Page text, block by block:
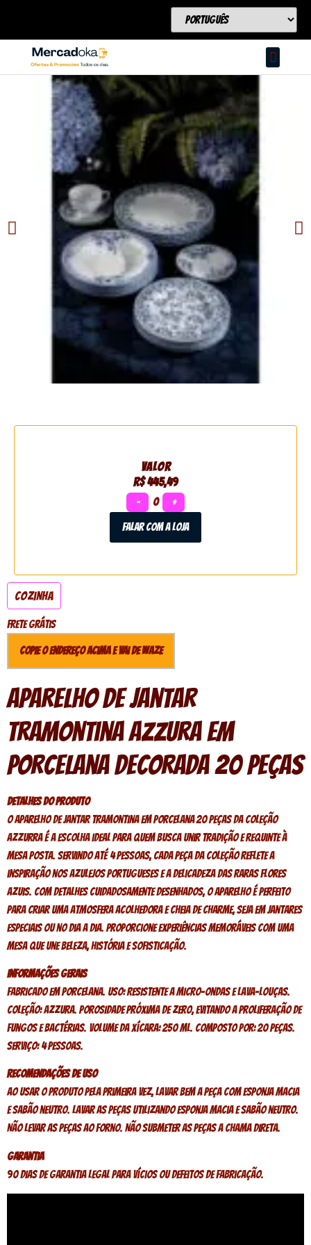
VALOR
R$ 445,49
− 0 +
Falar com a loja
Cozinha
Frete Grátis
Copie o endereço acima e vai de Waze
Aparelho de Jantar
Tramontina Azzura em
Porcelana Decorada 20 Peças
Detalhes do produto
O aparelho de jantar Tramontina em porcelana 20 peças da coleção
Azzurra é a escolha ideal para quem busca unir tradição e requinte à
mesa posta. Servindo até 4 pessoas, cada peça da coleção reflete a
inspiração nos azulejos portugueses e a delicadeza das raras flores
azuis. Com detalhes cuidadosamente desenhados, o aparelho é perfeito
para criar uma atmosfera acolhedora e cheia de charme, seja em jantares
especiais ou no dia a dia. Proporcione experiências memoráveis com uma
mesa que une beleza, história e sofisticação.
Informações Gerais
Fabricado em Porcelana. Uso: Resistente a micro-ondas e lava-louças.
Coleção: Azzura. Porosidade próxima de zero, evitando a proliferação de
fungos e bactérias. Volume da xícara: 250 ml. Composto por: 20 peças.
Serviço: 4 pessoas.
Recomendações de uso
Ao usar o produto pela primeira vez, lavar bem a peça com esponja macia
e sabão neutro. Lavar as peças utilizando esponja macia e sabão neutro.
Não levar as peças ao forno. Não submeter as peças a chama direta.
Garantia
90 dias de garantia legal para vícios ou defeitos de fabricação.